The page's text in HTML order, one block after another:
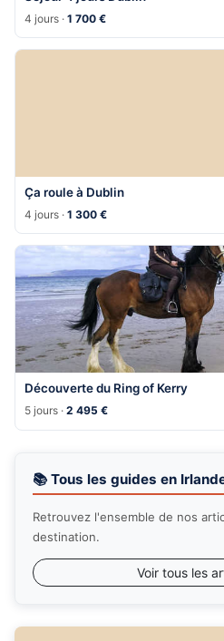
4 jours ·1 700 €
Ça roule à Dublin
4 jours ·1 300 €
Découverte du Ring of Kerry
5 jours ·2 495 €
📚 Tous les guides en
Retrouvez l'ensemble de nos
destination.
Voir tous les